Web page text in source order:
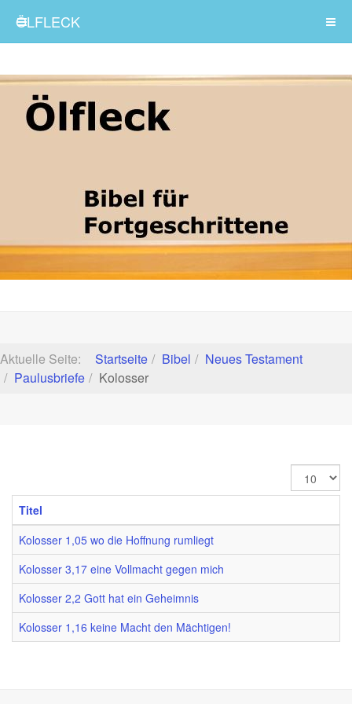
ÖLFLECK
Aktuelle Seite: Startseite Bibel
Neues Testament
Paulusbriefe
Kolosser
Anzeige
#
Titel
Kolosser 1,05 wo die Hoffnung rumliegt
Kolosser 3,17 eine Vollmacht gegen mich
Kolosser 2,2 Gott hat ein Geheimnis
Kolosser 1,16 keine Macht den Mächtigen!